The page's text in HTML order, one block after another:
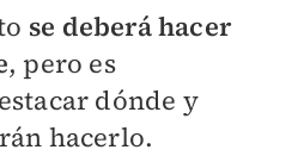
se deberá hacer
, pero es
dónde y
hacerlo.